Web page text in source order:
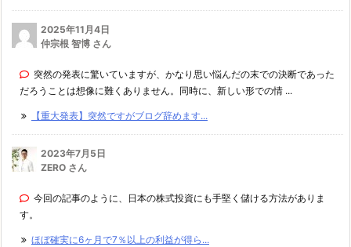
2025年11月4日
仲宗根 智博 さん
突然の発表に驚いていますが、かなり思い悩んだの末での決断であった
だろうことは想像に難くありません。同時に、新しい形での情 ...
【重大発表】突然ですがブログ辞めます...
2023年7月5日
ZERO さん
今回の記事のように、日本の株式投資にも手堅く儲ける方法がありま
す。
ほぼ確実に6ヶ月で7％以上の利益が得ら...